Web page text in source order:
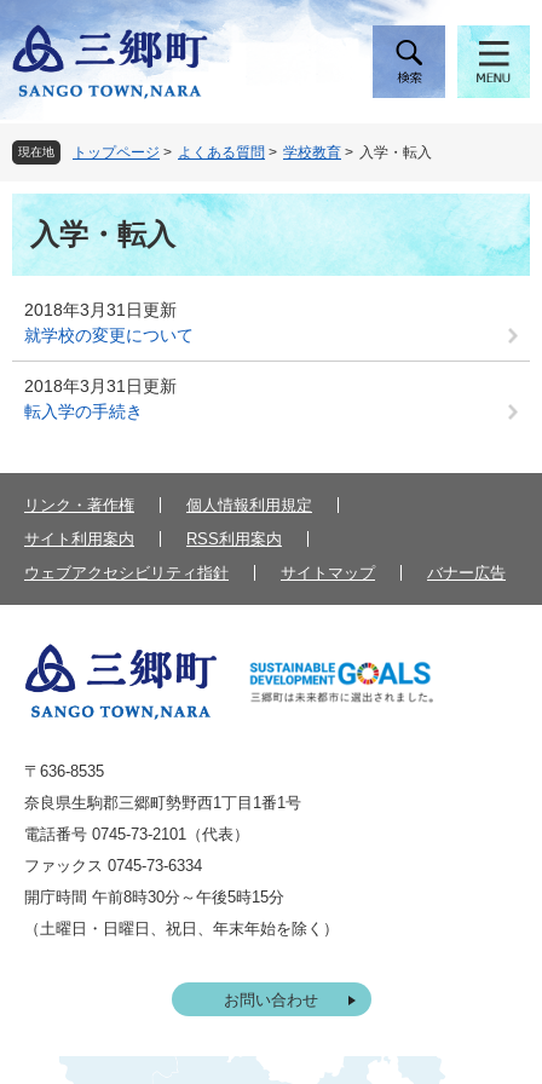
ー
ジ
頭
で
す
ニ
ュ
飛
ば
し
現在地 トップページ > よくある質問 > 学校教育 > 入学・転入
本
文入学・転入
2018年3月31日更新
就学校の変更について
2018年3月31日更新
転入学の手続き
リンク・著作権
個人情報利用規定
サイト利用案内
RSS利用案内
ウェブアクセシビリティ指針
サイトマップ バナー広告
〒636-8535
奈良県生駒郡三郷町勢野西1丁目1番1号
電話番号 0745-73-2101（代表）
ファックス 0745-73-6334
開庁時間 午前8時30分～午後5時15分
（土曜日・日曜日、祝日、年末年始を除く）
お問い合わせ